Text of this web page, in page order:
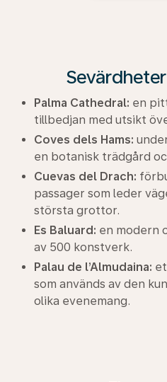
Palma Cathedral: en
tillbedjan med utsikt
Coves dels Hams:
en botanisk trädgård
Cuevas del Drach:
passager som leder
största grottor.
Es Baluard: en modern
av 500 konstverk.
Palau de l’Almudaina:
som används av den
olika evenemang.